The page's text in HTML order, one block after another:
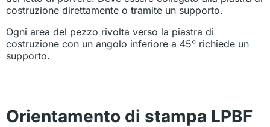
costruzione direttamente o tramite un supporto.
Ogni area del pezzo rivolta verso la piastra di
costruzione con un angolo inferiore a 45° richiede un
supporto.
Orientamento di stampa LPBF